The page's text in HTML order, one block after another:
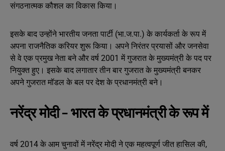
संगठनात्मक कौशल का विकास किया।
इसके बाद उन्होंने भारतीय जनता पार्टी (भा.ज.पा.) के कार्यकर्ता के रूप में
अपना राजनैतिक करियर शुरू किया। अपने निरंतर प्रयासों और जनसेवा
से वे एक प्रमुख नेता बने और वर्ष 2001 में गुजरात के मुख्यमंत्री के पद पर
नियुक्त हुए। इसके बाद लगातार तीन बार गुजरात के मुख्यमंत्री बनकर
अपने गुजरात मॉडल के बल पर देश के प्रधानमंत्री बने।
नरेंद्र मोदी – भारत के प्रधानमंत्री के रूप में
वर्ष 2014 के आम चुनावों में नरेंद्र मोदी ने एक महत्वपूर्ण जीत हासिल की,